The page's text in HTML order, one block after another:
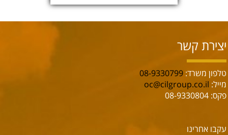
יצירת קשר
טלפון משרד: 08-9330799
מייל: oc@cilgroup.co.il
פקס: 08-9330804
עקבו אחרינו